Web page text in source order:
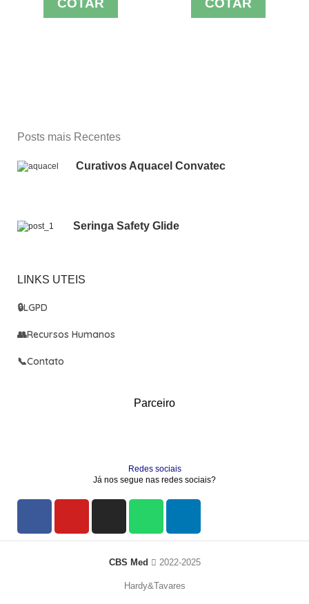
COTAR COTAR
Posts mais Recentes
Curativos Aquacel Convatec
Seringa Safety Glide
LINKS UTEIS
🔒LGPD
👥Recursos Humanos
📞Contato
Parceiro
Redes sociais
Já nos segue nas redes sociais?
CBS Med 2022-2025
Hardy&Tavares